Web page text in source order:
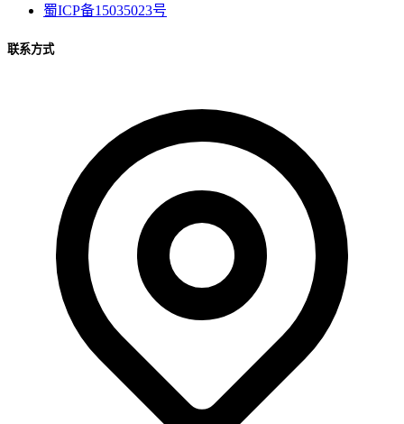
蜀ICP备15035023号
联系方式